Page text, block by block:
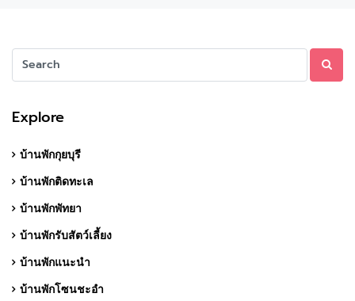
Explore
บ้านพักกุยบุรี
บ้านพักติดทะเล
บ้านพักพัทยา
บ้านพักรับสัตว์เลี้ยง
บ้านพักแนะนำ
บ้านพักโซนชะอำ